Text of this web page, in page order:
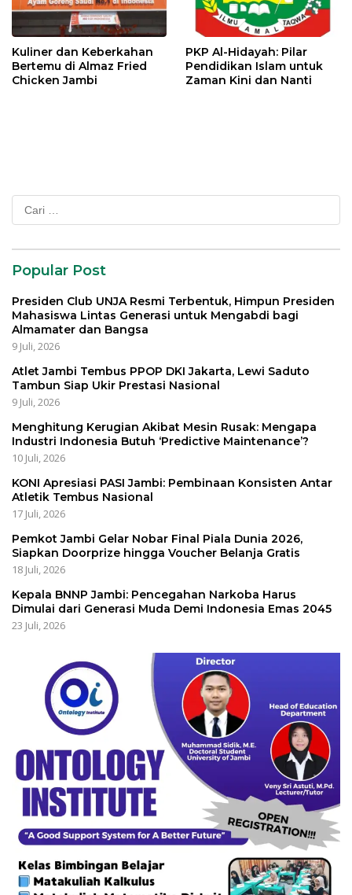
Kuliner dan Keberkahan
Bertemu di Almaz Fried
Chicken Jambi
PKP Al-Hidayah: Pilar
Pendidikan Islam untuk
Zaman Kini dan Nanti
Popular Post
Presiden Club UNJA Resmi Terbentuk, Himpun Presiden
Mahasiswa Lintas Generasi untuk Mengabdi bagi
Almamater dan Bangsa
9 Juli, 2026
Atlet Jambi Tembus PPOP DKI Jakarta, Lewi Saduto
Tambun Siap Ukir Prestasi Nasional
9 Juli, 2026
Menghitung Kerugian Akibat Mesin Rusak: Mengapa
Industri Indonesia Butuh ‘Predictive Maintenance’?
10 Juli, 2026
KONI Apresiasi PASI Jambi: Pembinaan Konsisten Antar
Atletik Tembus Nasional
17 Juli, 2026
Pemkot Jambi Gelar Nobar Final Piala Dunia 2026,
Siapkan Doorprize hingga Voucher Belanja Gratis
18 Juli, 2026
Kepala BNNP Jambi: Pencegahan Narkoba Harus
Dimulai dari Generasi Muda Demi Indonesia Emas 2045
23 Juli, 2026